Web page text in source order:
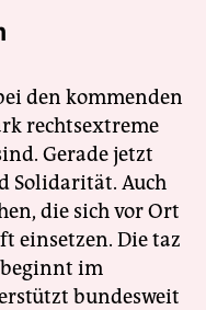
den kommenden
rechtsextreme
Gerade jetzt
Solidarität. Auch
die sich vor Ort
einsetzen. Die taz
im
bundesweit